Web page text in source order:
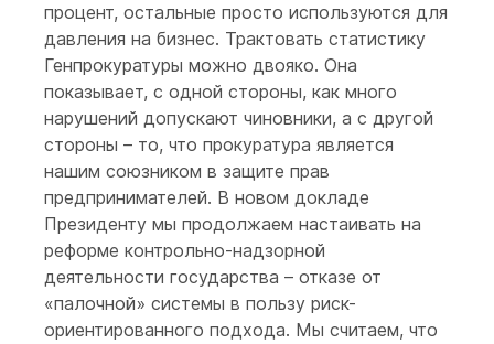
процент, остальные просто используются для
давления на бизнес. Трактовать статистику
Генпрокуратуры можно двояко. Она
показывает, с одной стороны, как много
нарушений допускают чиновники, а с другой
стороны – то, что прокуратура является
нашим союзником в защите прав
предпринимателей. В новом докладе
Президенту мы продолжаем настаивать на
реформе контрольно-надзорной
деятельности государства – отказе от
«палочной» системы в пользу риск-
ориентированного подхода. Мы считаем, что